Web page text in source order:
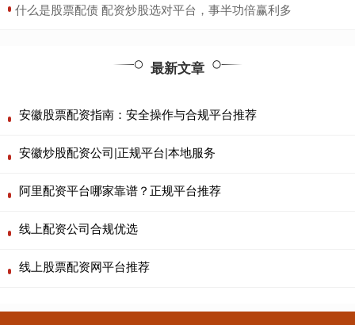
​什么是股票配债 配资炒股选对平台，事半功倍赢利多
最新文章
安徽股票配资指南：安全操作与合规平台推荐
安徽炒股配资公司|正规平台|本地服务
阿里配资平台哪家靠谱？正规平台推荐
线上配资公司合规优选
线上股票配资网平台推荐